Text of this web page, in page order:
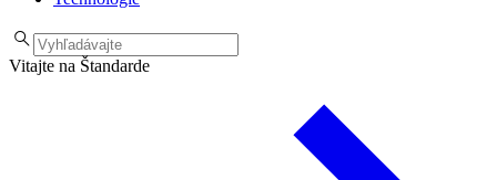
Vitajte na Štandarde